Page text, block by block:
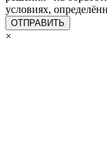
условиях,
×